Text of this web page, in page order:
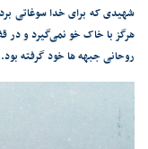
شهیدی که برای خدا سوغاتی
هرگز با خاک خو نمی‌گیرد و
روحانی جبهه ها خود گرفته بود.